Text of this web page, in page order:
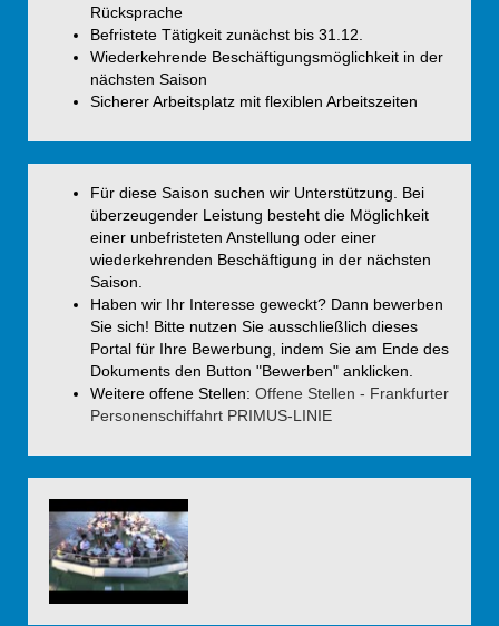
Rücksprache
Befristete Tätigkeit zunächst bis 31.12.
Wiederkehrende Beschäftigungsmöglichkeit in der
nächsten Saison
Sicherer Arbeitsplatz mit flexiblen Arbeitszeiten
Für diese Saison suchen wir Unterstützung. Bei
überzeugender Leistung besteht die Möglichkeit
einer unbefristeten Anstellung oder einer
wiederkehrenden Beschäftigung in der nächsten
Saison.
Haben wir Ihr Interesse geweckt? Dann bewerben
Sie sich! Bitte nutzen Sie ausschließlich dieses
Portal für Ihre Bewerbung, indem Sie am Ende des
Dokuments den Button "Bewerben" anklicken.
Weitere offene Stellen: Offene Stellen - Frankfurter
Personenschiffahrt PRIMUS-LINIE